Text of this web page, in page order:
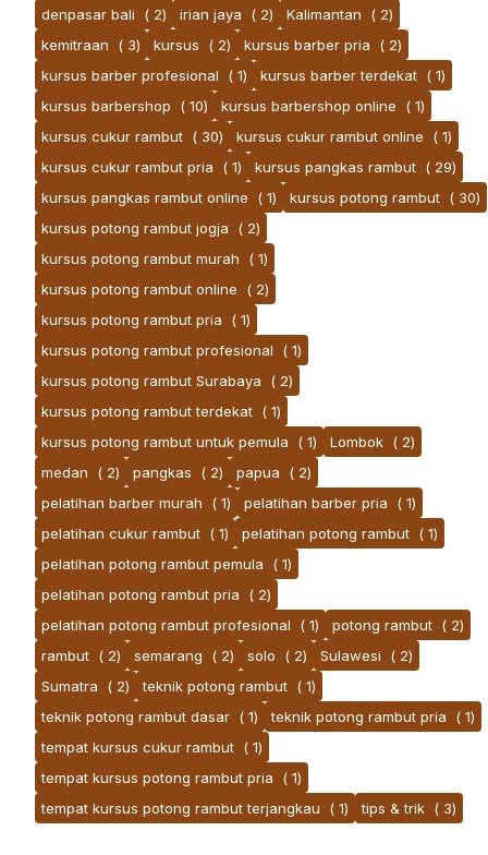
denpasar bali
( 2) irian jaya ( 2) Kalimantan
( 2)
kemitraan
( 3) kursus ( 2) kursus barber pria
( 2)
kursus barber profesional
( 1) kursus barber terdekat ( 1)
kursus barbershop
( 10) kursus barbershop online
( 1)
kursus cukur rambut ( 30) kursus cukur rambut online
( 1)
kursus cukur rambut pria
( 1) kursus pangkas rambut ( 29)
kursus pangkas rambut online
( 1) kursus potong rambut ( 30)
kursus potong rambut jogja
( 2)
kursus potong rambut murah
( 1)
kursus potong rambut online
( 2)
kursus potong rambut pria
( 1)
kursus potong rambut profesional
( 1)
kursus potong rambut Surabaya
( 2)
kursus potong rambut terdekat ( 1)
kursus potong rambut untuk pemula
( 1) Lombok ( 2)
medan
( 2) pangkas ( 2) papua
( 2)
pelatihan barber murah
( 1) pelatihan barber pria
( 1)
pelatihan cukur rambut ( 1) pelatihan potong rambut ( 1)
pelatihan potong rambut pemula
( 1)
pelatihan potong rambut pria
( 2)
pelatihan potong rambut profesional
( 1) potong rambut ( 2)
rambut ( 2) semarang ( 2) solo ( 2) Sulawesi
( 2)
Sumatra
( 2) teknik potong rambut ( 1)
teknik potong rambut dasar ( 1) teknik potong rambut pria
( 1)
tempat kursus cukur rambut ( 1)
tempat kursus potong rambut pria
( 1)
tempat kursus potong rambut terjangkau
( 1) tips & trik ( 3)